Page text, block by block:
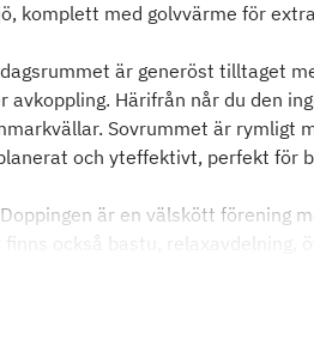
komplett med golvvärme för
är generöst tilltaget
avkoppling. Härifrån når du den
Sovrummet är rymligt
och yteffektivt, perfekt för
är en välskött förening
finns också bastu, relaxavdelning,